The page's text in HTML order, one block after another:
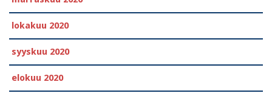
lokakuu 2020
syyskuu 2020
elokuu 2020